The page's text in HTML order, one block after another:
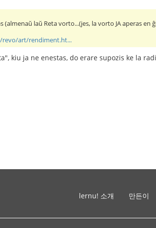
(almenaŭ laŭ Reta vorto...(jes, la vorto JA aperas
art/rendiment.ht...
kiu ja ne enestas, do erare supozis ke la
lernu! 소개 만든이